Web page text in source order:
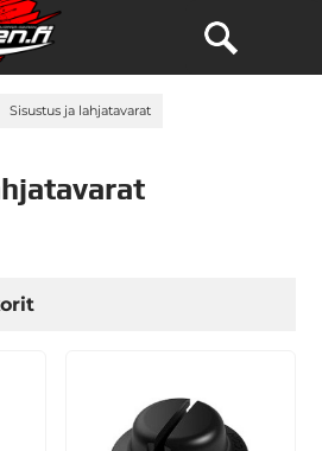
Sisustus ja lahjatavarat